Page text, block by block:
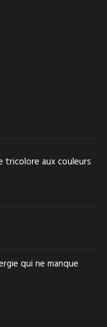
tricolore aux couleurs
qui ne manque